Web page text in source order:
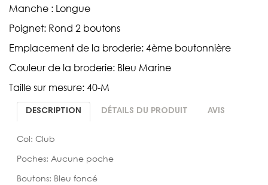
Manche : Longue
Poignet: Rond 2 boutons
Emplacement de la broderie: 4ème boutonnière
Couleur de la broderie: Bleu Marine
Taille sur mesure: 40-M
DESCRIPTION DÉTAILS DU PRODUIT AVIS
Col: Club
Poches: Aucune poche
Boutons: Bleu foncé